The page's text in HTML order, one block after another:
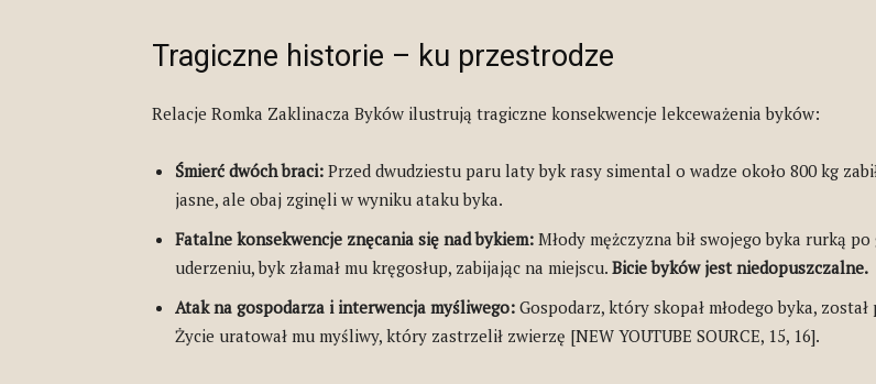
Tragiczne historie – ku przestrodze
Relacje Romka Zaklinacza Byków ilustrują tragiczne konsekwencje lekceważenia byków:
Śmierć dwóch braci: Przed dwudziestu paru laty byk rasy simental o wadze około 800 kg
jasne, ale obaj zginęli w wyniku ataku byka.
Fatalne konsekwencje znęcania się nad bykiem: Młody mężczyzna bił swojego byka rurką
uderzeniu, byk złamał mu kręgosłup, zabijając na miejscu. Bicie byków jest niedopuszczalne.
Atak na gospodarza i interwencja myśliwego: Gospodarz, który skopał młodego byka,
Życie uratował mu myśliwy, który zastrzelił zwierzę [NEW YOUTUBE SOURCE, 15, 16].